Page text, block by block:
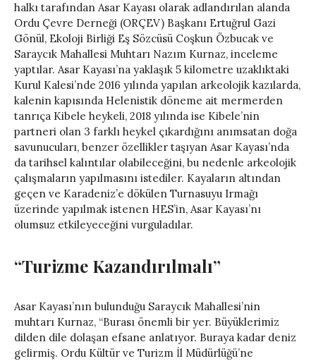
halkı tarafından Asar Kayası olarak adlandırılan alanda
Ordu Çevre Derneği (ORÇEV) Başkanı Ertuğrul Gazi
Gönül, Ekoloji Birliği Eş Sözcüsü Coşkun Özbucak ve
Saraycık Mahallesi Muhtarı Nazım Kurnaz, inceleme
yaptılar. Asar Kayası’na yaklaşık 5 kilometre uzaklıktaki
Kurul Kalesi’nde 2016 yılında yapılan arkeolojik kazılarda,
kalenin kapısında Helenistik döneme ait mermerden
tanrıça Kibele heykeli, 2018 yılında ise Kibele’nin
partneri olan 3 farklı heykel çıkardığını anımsatan doğa
savunucuları, benzer özellikler taşıyan Asar Kayası’nda
da tarihsel kalıntılar olabileceğini, bu nedenle arkeolojik
çalışmaların yapılmasını istediler. Kayaların altından
geçen ve Karadeniz’e dökülen Turnasuyu Irmağı
üzerinde yapılmak istenen HES’in, Asar Kayası’nı
olumsuz etkileyeceğini vurguladılar.
“Turizme Kazandırılmalı”
Asar Kayası’nın bulunduğu Saraycık Mahallesi’nin
muhtarı Kurnaz, “Burası önemli bir yer. Büyüklerimiz
dilden dile dolaşan efsane anlatıyor. Buraya kadar deniz
gelirmiş. Ordu Kültür ve Turizm İl Müdürlüğü’ne